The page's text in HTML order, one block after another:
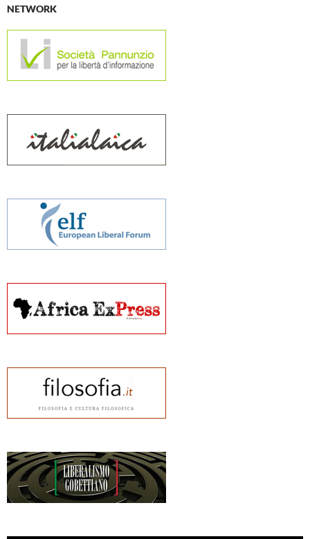
NETWORK